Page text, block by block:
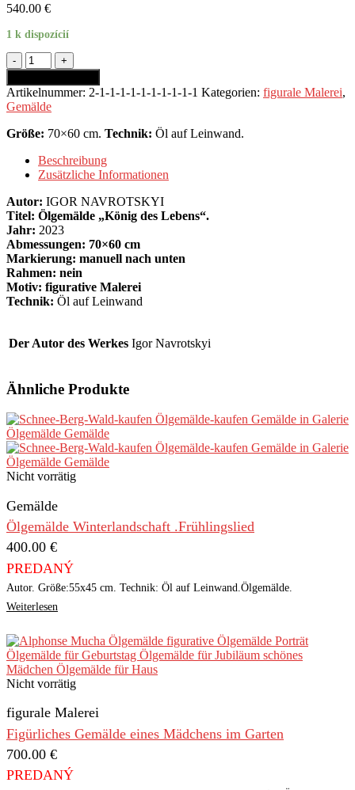
540.00 €
1 k dispozícií
Ölgemälde
"König
des
Lebens".
Menge
Artikelnummer: 2-1-1-1-1-1-1-1-1-1-1 Kategorien: figurale Malerei,
Gemälde
Größe: 70×60 cm. Technik: Öl auf Leinwand.
Beschreibung
Zusätzliche Informationen
Autor: IGOR NAVROTSKYI
Titel: Ölgemälde „König des Lebens“.
Jahr: 2023
Abmessungen: 70×60 cm
Markierung: manuell nach unten
Rahmen: nein
Motiv: figurative Malerei
Technik: Öl auf Leinwand
Der Autor des Werkes Igor Navrotskyi
Ähnliche Produkte
Nicht vorrätig
Gemälde
Ölgemälde Winterlandschaft .Frühlingslied
400.00 €
PREDANÝ
Autor. Größe:55x45 cm. Technik: Öl auf Leinwand.Ölgemälde.
Weiterlesen
Nicht vorrätig
figurale Malerei
Figürliches Gemälde eines Mädchens im Garten
700.00 €
PREDANÝ